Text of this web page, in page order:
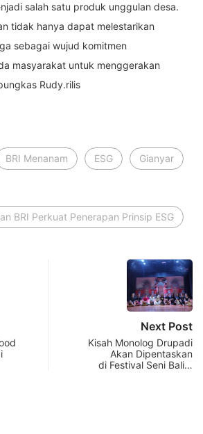
salah satu produk unggulan desa.
tidak hanya dapat melestarikan
sebagai wujud komitmen
masyarakat untuk menggerakan
Rudy.rilis
BRI Menanam ESG Gianyar
BRI Perkuat Penerapan Prinsip ESG
Next Post
Kisah Monolog Drupadi
Akan Dipentaskan
di Festival Seni Bali…